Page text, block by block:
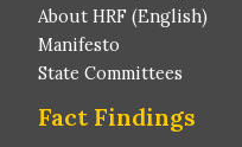
About HRF (English)
Manifesto
State Committees
Fact Findings